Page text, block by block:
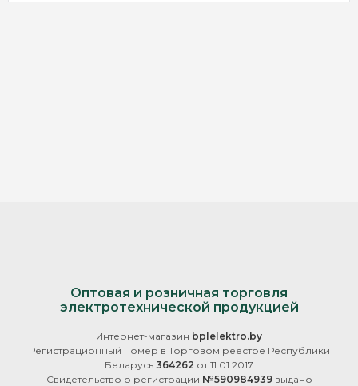
Оптовая и розничная торговля
электротехнической продукцией
Интернет-магазин bplelektro.by
Регистрационный номер в Торговом реестре Республики
Беларусь 364262 от 11.01.2017
Свидетельство о регистрации №590984939выдано